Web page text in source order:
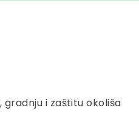
i zaštitu okoliša